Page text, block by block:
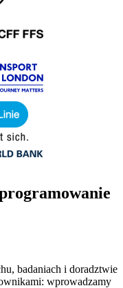
badaniach i doradztwie
wprowadzamy